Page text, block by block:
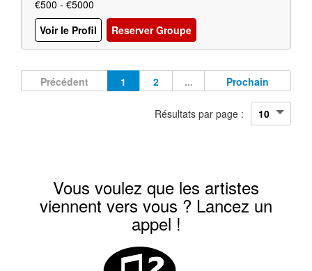
€500 - €5000
Voir le Profil
Reserver Groupe
Précédent 1 2 ... Prochain
Résultats par page :
Vous voulez que les artistes
viennent vers vous ? Lancez un
appel !